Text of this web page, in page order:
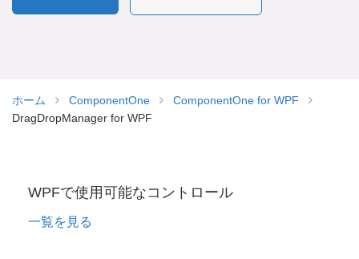
ホーム ComponentOne
ComponentOne for WPF
DragDropManager for WPF
WPFで使用可能なコントロール
一覧を見る